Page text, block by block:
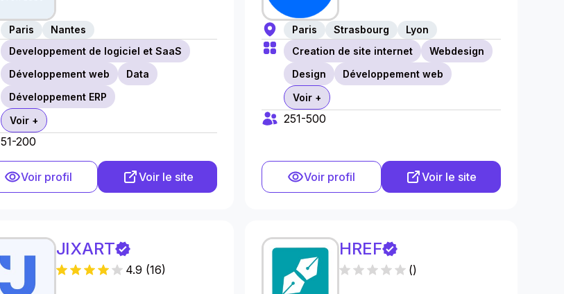
Paris
Nantes
Developpement de logiciel et SaaS
Développement web
Data
Développement ERP
Voir +
51-200
Voir profil Voir le site
Paris Strasbourg
Lyon
Creation de site internet
Webdesign
Design
Développement web
Voir +
251-500
Voir profil Voir le site
JIXART
4.9 (16)
HREF
()